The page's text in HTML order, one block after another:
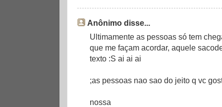
Anônimo disse...
Ultimamente as pessoas só tem
que me façam acordar, aquele
texto :S ai ai ai
;as pessoas nao sao do jeito q vc
nossa